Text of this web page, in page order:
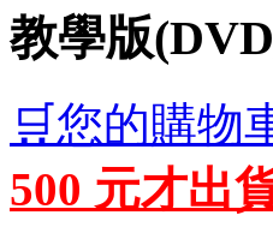
教學版
🛒您的購物
500 元才出